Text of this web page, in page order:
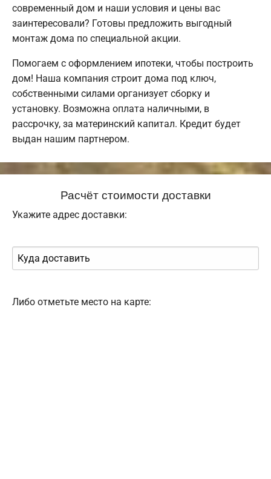
современный дом и наши условия и цены вас
заинтересовали? Готовы предложить выгодный
монтаж дома по специальной акции.
Помогаем с оформлением ипотеки, чтобы построить
дом! Наша компания строит дома под ключ,
собственными силами организует сборку и
установку. Возможна оплата наличными, в
рассрочку, за материнский капитал. Кредит будет
выдан нашим партнером.
Расчёт стоимости доставки
Укажите адрес доставки:
Либо отметьте место на карте: